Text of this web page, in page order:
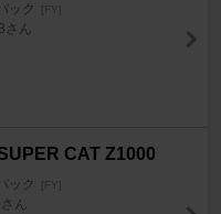
ック [FY]
さん
CAT Z1000
ック [FY]
ん